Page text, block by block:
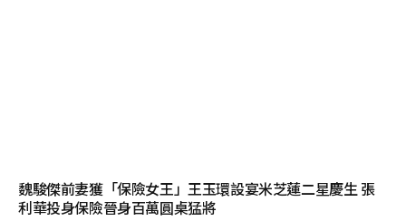
魏駿傑前妻獲「保險女王」王玉環設宴米芝蓮二星慶生 張
利華投身保險晉身百萬圓桌猛將